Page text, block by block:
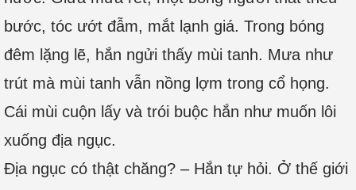
bước, tóc ướt đẫm, mắt lạnh giá. Trong bóng
đêm lặng lẽ, hắn ngửi thấy mùi tanh. Mưa như
trút mà mùi tanh vẫn nồng lợm trong cổ họng.
Cái mùi cuộn lấy và trói buộc hắn như muốn lôi
xuống địa ngục.
Địa ngục có thật chăng? – Hắn tự hỏi. Ở thế giới